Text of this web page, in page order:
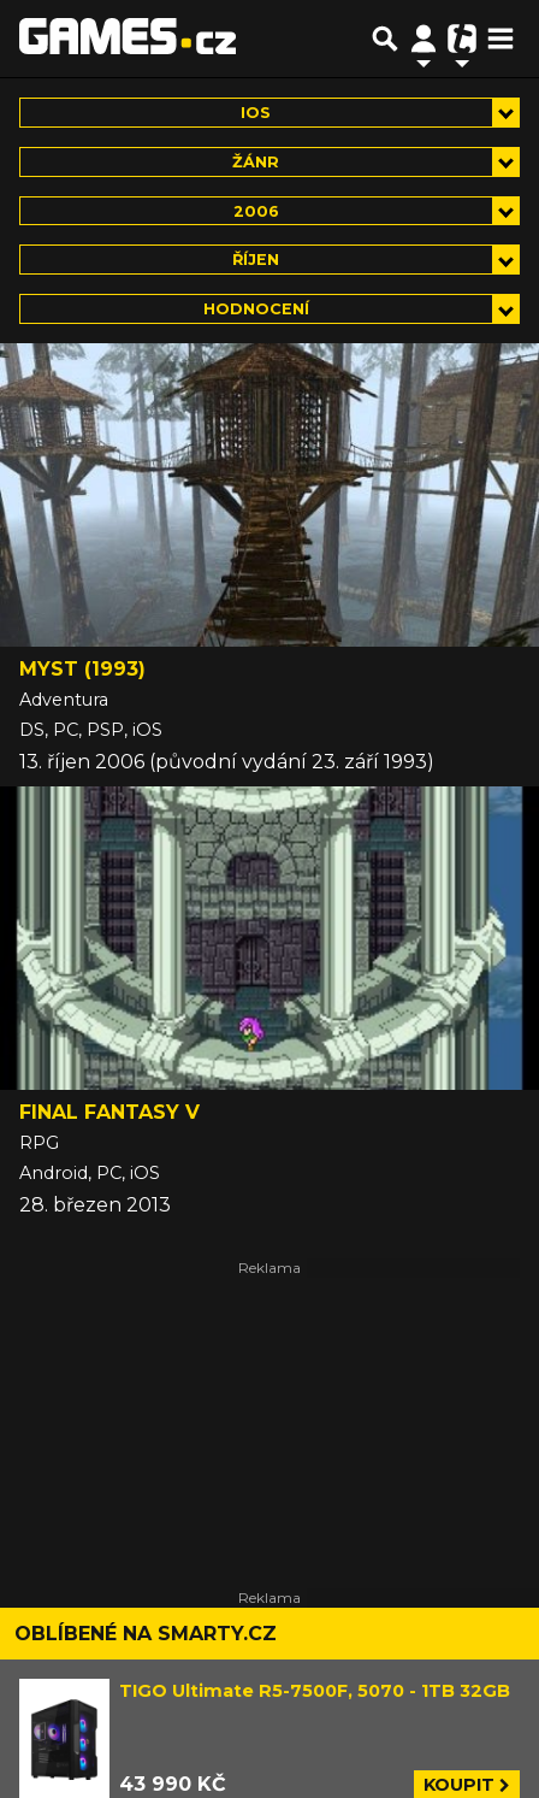
IOS
ŽÁNR
2006
ŘÍJEN
HODNOCENÍ
MYST (1993)
Adventura
DS, PC, PSP, iOS
13. říjen 2006 (původní vydání 23. září 1993)
FINAL FANTASY V
RPG
Android, PC, iOS
28. březen 2013
OBLÍBENÉ NA SMARTY.CZ
TIGO Ultimate R5-7500F, 5070 - 1TB 32GB
43 990 KČ KOUPIT